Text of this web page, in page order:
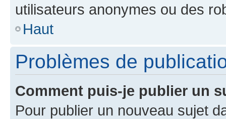
utilisateurs anonymes ou des
Haut
Problèmes de
Comment puis-je publier un
Pour publier un nouveau sujet